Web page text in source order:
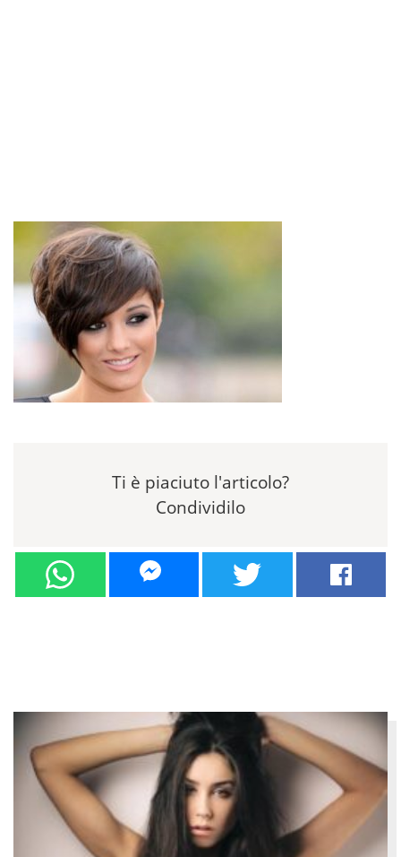
Ti è piaciuto l'articolo?
Condividilo